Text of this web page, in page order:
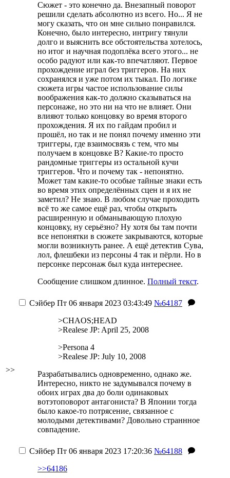
Сюжет - это конечно да. Внезапный поворот
решили сделать абсолютно из всего. Но... Я не
могу сказать, что он мне сильно понравился.
Конечно, было интересно, интригу тянули
долго и выяснить все обстоятельства хотелось,
но итог и научная подоплёка всего этого... не
особо радуют или как-то впечатляют. Первое
прохождение играл без триггеров. На них
сохранялся и уже потом их тыкал. По логике
сюжета игры частое использование силы
воображения как-то должно сказываться на
персонаже, но это ни на что не влияет. Они
влияют только концовку во время второго
прохождения. Я их по гайдам пробил и
прошёл, но так и не понял почему именно эти
триггеры, где взаимосвязь с тем, что мы
получаем в концовке B? Какие-то просто
рандомные триггеры из остальной кучи
триггеров. Что и почему так - непонятно.
Может там какие-то особые тайные знаки есть
во время этих определённых сцен и я их не
заметил? Не знаю. В любом случае проходить
всё то же самое ещё раз, чтобы открыть
расширенную и обманывающую плохую
концовку, ну серьёзно? Ну хотя бы там почти
все непонятки в сюжете закрываются, которые
могли возникнуть ранее. А ещё детектив Сува,
лол, флешбеки из персоны 4 так и пёрли. Но в
персонке персонаж был куда интереснее.
Сообщение слишком длинное. Полный текст.
>>
Сэйбер Пт 06 января 2023 03:43:49 №64187
>CHAOS;HEAD
>Realese JP: April 25, 2008
>Persona 4
>Realese JP: July 10, 2008
Разрабатывались одновременно, однако же.
Интересно, никто не задумывался почему в
обоих играх два до боли одинаковых
вотэтоповорот антагониста? В Японии тогда
было какое-то потрясение, связанное с
молодыми детективами? Довольно страннное
совпадение.
Сэйбер Пт 06 января 2023 17:20:36 №64188
>>64186